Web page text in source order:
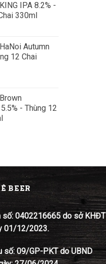
IPA 8.2% -
330ml
Autumn
12 Chai
- Thùng 12
BEER
số: 0402216665 do sở KHĐT
01/12/2023.
số: 09/GP-PKT do UBND